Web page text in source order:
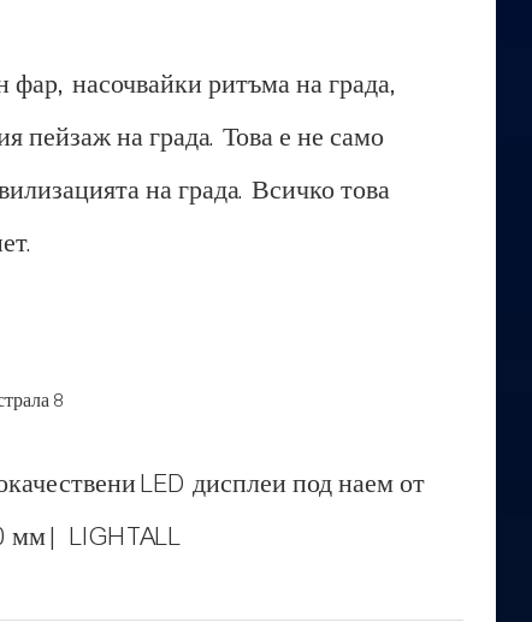
насочвайки ритъма на града,
пейзаж на града. Това е не само
на града. Всичко това
LED дисплеи под наем от
мм | LIGHTALL